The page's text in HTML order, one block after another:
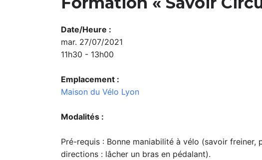
Date/Heure :
mar. 27/07/2021
11h30 - 13h00
Emplacement :
Maison du Vélo Lyon
Modalités :
Pré-requis : Bonne maniabilité à vélo (savoir freiner,
directions : lâcher un bras en pédalant).